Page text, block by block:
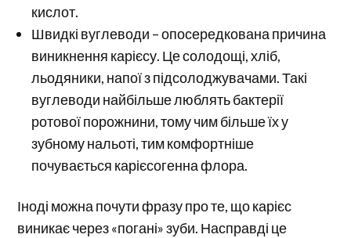
кислот.
Швидкі вуглеводи – опосередкована причина
виникнення карієсу. Це солодощі, хліб,
льодяники, напої з підсолоджувачами. Такі
вуглеводи найбільше люблять бактерії
ротової порожнини, тому чим більше їх у
зубному нальоті, тим комфортніше
почувається карієсогенна флора.
Іноді можна почути фразу про те, що карієс
виникає через «погані» зуби. Насправді це